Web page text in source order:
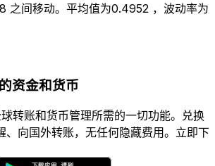
之间移动。平均值为0.4952 ，波动率为
资金和货币
转账和货币管理所需的一切功能。兑换
、向国外转账，无任何隐藏费用。立即下